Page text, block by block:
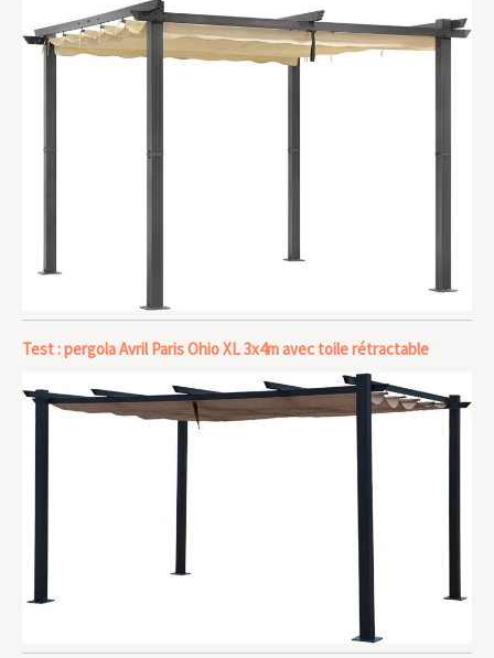
Test : pergola Avril Paris Ohio XL 3x4m avec toile rétractable